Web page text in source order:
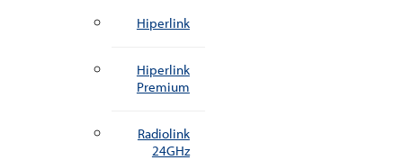
Hiperlink
Hiperlink
Premium
Radiolink
24GHz